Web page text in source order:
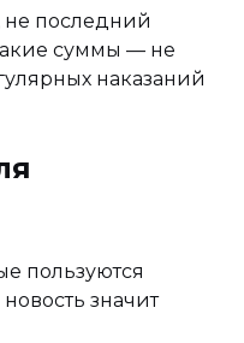
не последний
суммы — не
наказаний
пользуются
значит